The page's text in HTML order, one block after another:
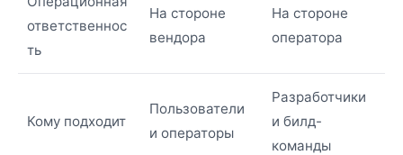
ответственнос
ть
На стороне
вендора
На стороне
оператора
Кому подходит
Пользователи
и операторы
Разработчики
и билд-
команды